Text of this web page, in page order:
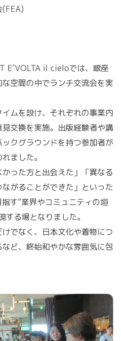
(FEA)
E’VOLTA il cieloでは、銀座
空間の中でランチ交流会を実
ムを設け、それぞれの事業内
交換を実施。出版経験者や講
クグラウンドを持つ参加者が
ました。
った方と出会えた」「異なる
がることができた」といった
す“業界やコミュニティの垣
する場となりました。
でなく、日本文化や着物につ
ど、終始和やかな雰囲気に包